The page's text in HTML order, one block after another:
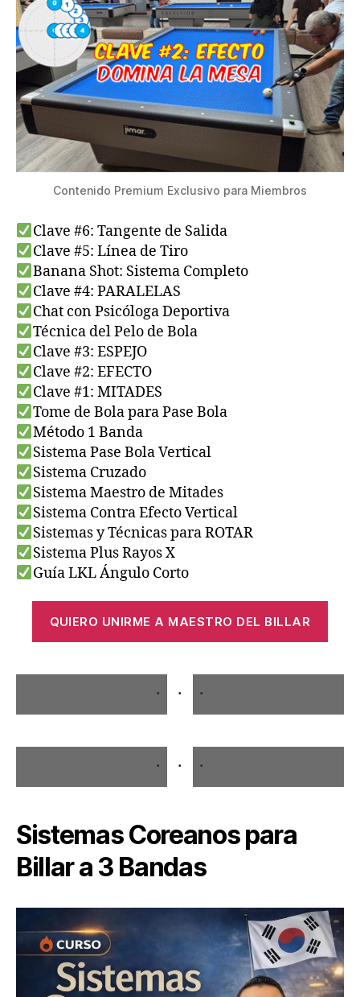
Contenido Premium Exclusivo para Miembros
Clave #6: Tangente de Salida
Clave #5: Línea de Tiro
Banana Shot: Sistema Completo
Clave #4: PARALELAS
Chat con Psicóloga Deportiva
Técnica del Pelo de Bola
Clave #3: ESPEJO
Clave #2: EFECTO
Clave #1: MITADES
Tome de Bola para Pase Bola
Método 1 Banda
Sistema Pase Bola Vertical
Sistema Cruzado
Sistema Maestro de Mitades
Sistema Contra Efecto Vertical
Sistemas y Técnicas para ROTAR
Sistema Plus Rayos X
Guía LKL Ángulo Corto
QUIERO UNIRME A MAESTRO DEL BILLAR
Sistemas Coreanos para
Billar a 3 Bandas